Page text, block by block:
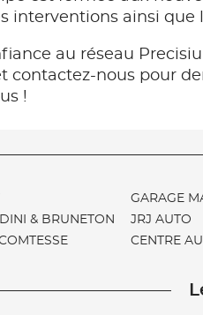
interventions ainsi que
au réseau
contactez-nous pour
!
& BRUNETON
GARAGE
JRJ AUTO
CENTRE